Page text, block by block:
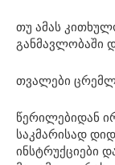
თუ ამას
განმავლობაში
თვალები
წერილებიდან
საკმარისად
ინსტრუქციები